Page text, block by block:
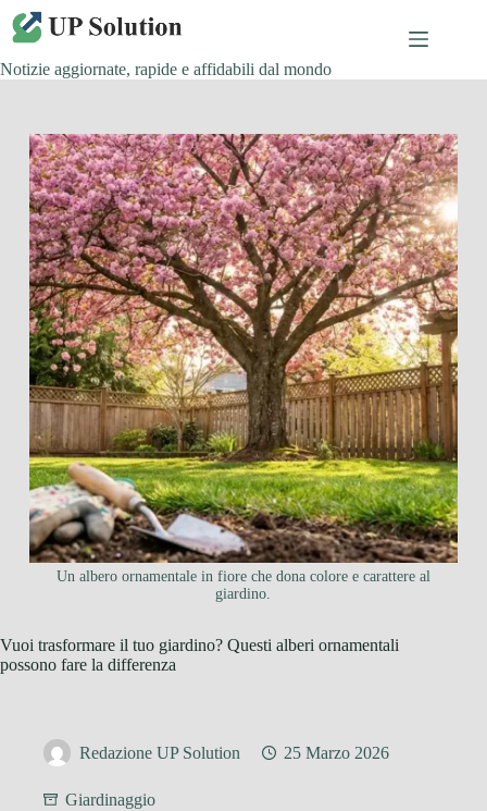
Salta
contenuto
Notizie aggiornate, rapide e affidabili dal mondo
Un albero ornamentale in fiore che dona colore e carattere al
giardino.
Vuoi trasformare il tuo giardino? Questi alberi ornamentali
possono fare la differenza
Redazione UP Solution 25 Marzo 2026
Giardinaggio